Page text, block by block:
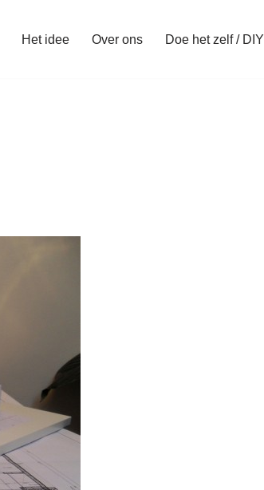
Het idee Over ons Doe het zelf / DIY